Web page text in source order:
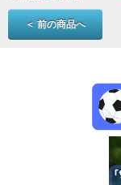
＜ 前の商品へ